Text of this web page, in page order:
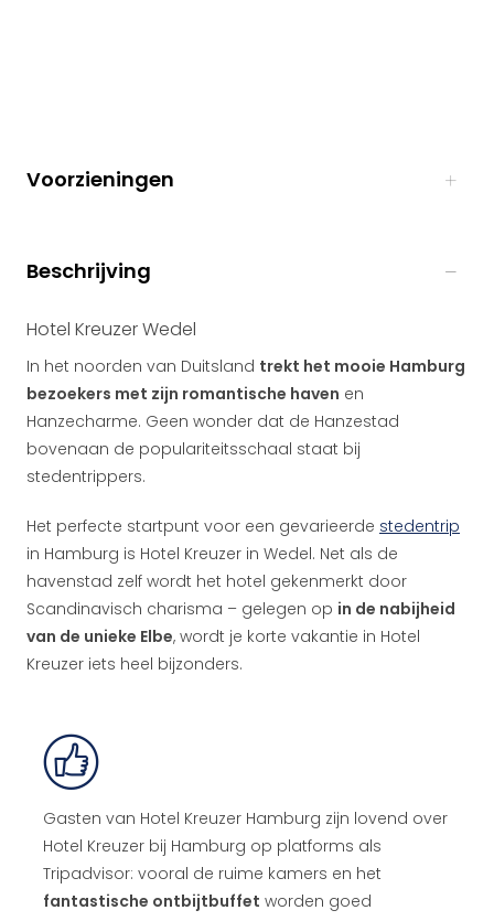
Voorzieningen
Beschrijving
Hotel Kreuzer Wedel
In het noorden van Duitsland trekt het mooie Hamburg
bezoekers met zijn romantische haven en
Hanzecharme. Geen wonder dat de Hanzestad
bovenaan de populariteitsschaal staat bij
stedentrippers.
Het perfecte startpunt voor een gevarieerde stedentrip
in Hamburg is Hotel Kreuzer in Wedel. Net als de
havenstad zelf wordt het hotel gekenmerkt door
Scandinavisch charisma – gelegen op in de nabijheid
van de unieke Elbe, wordt je korte vakantie in Hotel
Kreuzer iets heel bijzonders.
Gasten van Hotel Kreuzer Hamburg zijn lovend over
Hotel Kreuzer bij Hamburg op platforms als
Tripadvisor: vooral de ruime kamers en het
fantastische ontbijtbuffet worden goed